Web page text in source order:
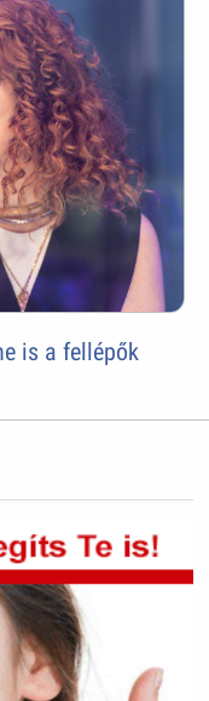
is a fellépők